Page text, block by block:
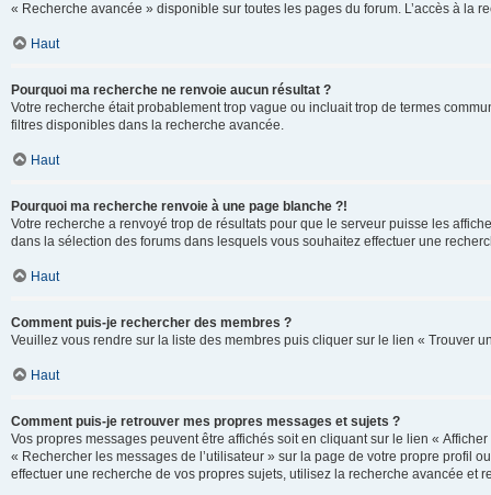
« Recherche avancée » disponible sur toutes les pages du forum. L’accès à la
Haut
Pourquoi ma recherche ne renvoie aucun résultat ?
Votre recherche était probablement trop vague ou incluait trop de termes
filtres disponibles dans la recherche avancée.
Haut
Pourquoi ma recherche renvoie à une page blanche ?!
Votre recherche a renvoyé trop de résultats pour que le serveur puisse les
dans la sélection des forums dans lesquels vous souhaitez effectuer une
Haut
Comment puis-je rechercher des membres ?
Veuillez vous rendre sur la liste des membres puis cliquer sur le lien « Trouver
Haut
Comment puis-je retrouver mes propres messages et sujets ?
Vos propres messages peuvent être affichés soit en cliquant sur le lien «
« Rechercher les messages de l’utilisateur » sur la page de votre propre profil
effectuer une recherche de vos propres sujets, utilisez la recherche avancée